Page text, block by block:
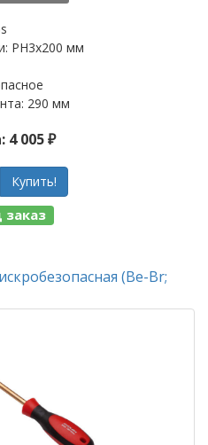
PH3x200 мм
290 мм
4 005 ₽
Купить!
заказ
(Be-Br;